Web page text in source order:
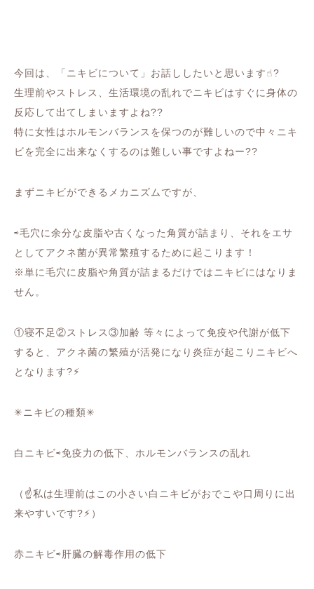
今回は、「ニキビについて」お話ししたいと思います☝︎?
生理前やストレス、生活環境の乱れでニキビはすぐに身体の
反応して出てしまいますよね??
特に女性はホルモンバランスを保つのが難しいので中々ニキ
ビを完全に出来なくするのは難しい事ですよねー??
まずニキビができるメカニズムですが、
⇨毛穴に余分な皮脂や古くなった角質が詰まり、それをエサ
としてアクネ菌が異常繁殖するために起こります！
※単に毛穴に皮脂や角質が詰まるだけではニキビにはなりま
せん。
①寝不足②ストレス③加齢 等々によって免疫や代謝が低下
すると、アクネ菌の繁殖が活発になり炎症が起こりニキビへ
となります?⚡︎
✳︎ニキビの種類✳︎
白ニキビ⇨免疫力の低下、ホルモンバランスの乱れ
（☝️私は生理前はこの小さい白ニキビがおでこや口周りに出
来やすいです?⚡︎）
赤ニキビ⇨肝臓の解毒作用の低下